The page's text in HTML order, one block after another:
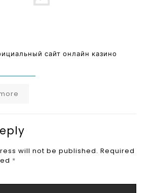
сайт онлайн казино
will not be published. Required
*